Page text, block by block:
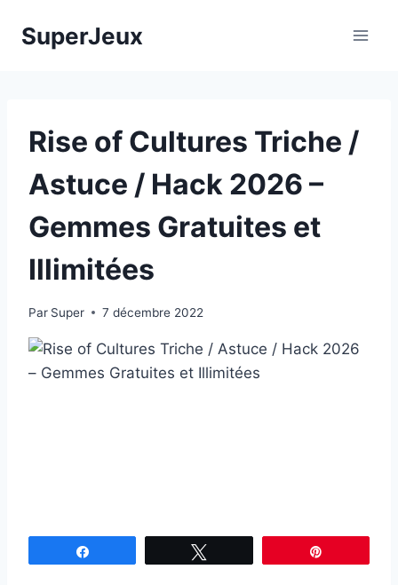
SuperJeux
Rise of Cultures Triche /
Astuce / Hack 2026 –
Gemmes Gratuites et
Illimitées
Par Super 7 décembre 2022